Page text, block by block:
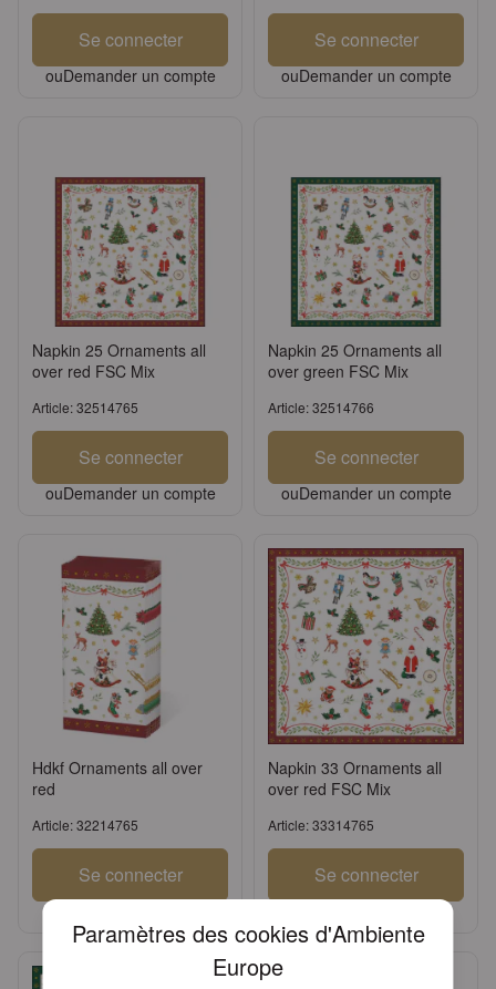
Paramètres des cookies d'Ambiente
Europe
Se connecter
ouDemander un compte
Se connecter
ouDemander un compte
Napkin 25 Ornaments all
over red FSC Mix
Article: 32514765
Se connecter
ouDemander un compte
Napkin 25 Ornaments all
over green FSC Mix
Article: 32514766
Se connecter
ouDemander un compte
Hdkf Ornaments all over
red
Article: 32214765
Se connecter
ou
Napkin 33 Ornaments all
over red FSC Mix
Article: 33314765
Se connecter
Demander un compte